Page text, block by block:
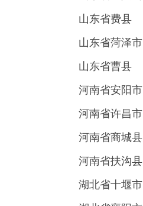
山东省费县
山东省菏泽市
山东省曹县
河南省安阳市
河南省许昌市
河南省商城县
河南省扶沟县
湖北省十堰市